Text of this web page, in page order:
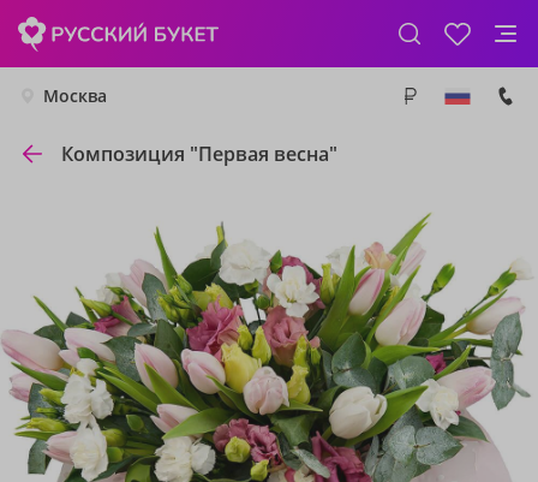
Москва
Композиция "Первая весна"